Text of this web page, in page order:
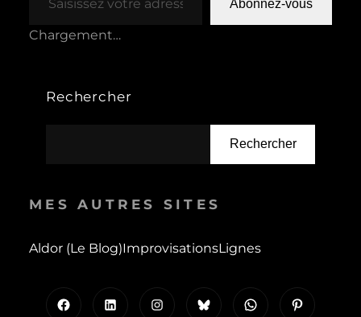
Abonnez-vous
Chargement…
Rechercher
Rechercher
MES AUTRES SITES
Aldor (le Blog)ImprovisationsLignes
Instagram WhatsApp